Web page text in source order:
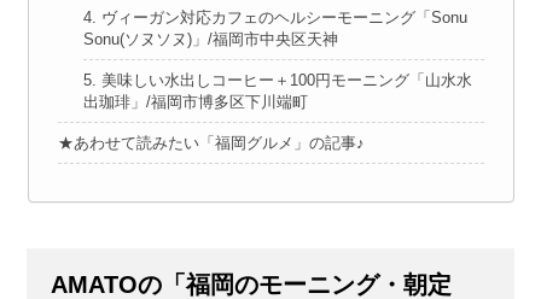
4. ヴィーガン対応カフェのヘルシーモーニング「Sonu
Sonu(ソヌソヌ)」/福岡市中央区天神
5. 美味しい水出しコーヒー＋100円モーニング「山水水
出珈琲」/福岡市博多区下川端町
★あわせて読みたい「福岡グルメ」の記事♪
AMATOの「福岡のモーニング・朝定